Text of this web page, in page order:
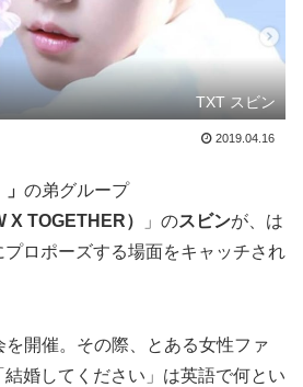
TXT スビン
2019.04.16
の弟グループ
X TOGETHER） 」のスビンが、は
ロポーズする場面をキャッチされ
開催。その際、とある女性ファ
婚してください」は英語で何とい